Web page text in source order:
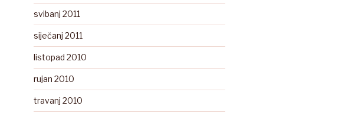
svibanj 2011
siječanj 2011
listopad 2010
rujan 2010
travanj 2010